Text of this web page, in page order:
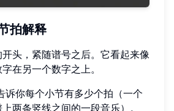
拍解释
头，紧随谱号之后。它看起来像
在另一个数字之上。
诉你每个小节有多少个拍（一个
两条竖线之间的一段音乐）。